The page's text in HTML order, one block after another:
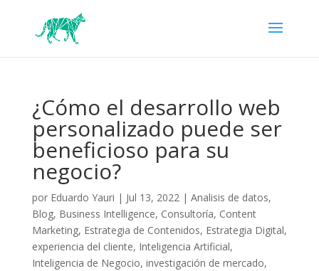
¿Cómo el desarrollo web
personalizado puede ser
beneficioso para su
negocio?
por Eduardo Yauri | Jul 13, 2022| Analisis de datos,
Blog, Business Intelligence, Consultoría, Content
Marketing, Estrategia de Contenidos, Estrategia Digital,
experiencia del cliente, Inteligencia Artificial,
Inteligencia de Negocio, investigación de mercado,